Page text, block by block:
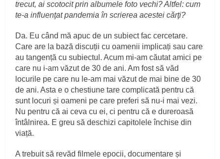
trecut, ai scotocit prin albumele foto vechi? Altfel: cum
te-a influenţat pandemia în scrierea acestei cărţi?
Da. Eu când mă apuc de un subiect fac cercetare.
Care are la bază discuții cu oamenii implicați sau care
au tangență cu subiectul. Acum mi-am căutat amici pe
care nu i-am văzut de 30 de ani. Am fost să văd
locurile pe care nu le-am mai văzut de mai bine de 30
de ani. Asta e o chestiune tare complicată pentru că
sunt locuri și oameni pe care preferi să nu-i mai vezi.
Nu pentru că ai ceva cu ei, ci pentru că e dureroasă
întâlnirea. E greu să deschizi capitolele închise din
viață.
A trebuit să revăd filmele epocii, documentare și